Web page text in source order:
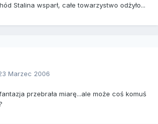
Stalina wsparł, całe towarzystwo odżyło...
Marzec 2006
przebrała miarę...ale może coś komuś